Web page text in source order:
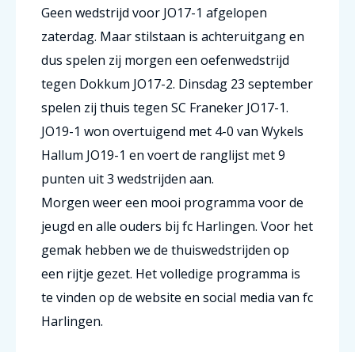
Geen wedstrijd voor JO17-1 afgelopen
zaterdag. Maar stilstaan is achteruitgang en
dus spelen zij morgen een oefenwedstrijd
tegen Dokkum JO17-2. Dinsdag 23 september
spelen zij thuis tegen SC Franeker JO17-1.
JO19-1 won overtuigend met 4-0 van Wykels
Hallum JO19-1 en voert de ranglijst met 9
punten uit 3 wedstrijden aan.
Morgen weer een mooi programma voor de
jeugd en alle ouders bij fc Harlingen. Voor het
gemak hebben we de thuiswedstrijden op
een rijtje gezet. Het volledige programma is
te vinden op de website en social media van fc
Harlingen.